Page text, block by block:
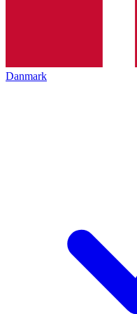
Danmark